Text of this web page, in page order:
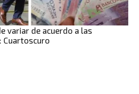
variar de acuerdo a las
Cuartoscuro